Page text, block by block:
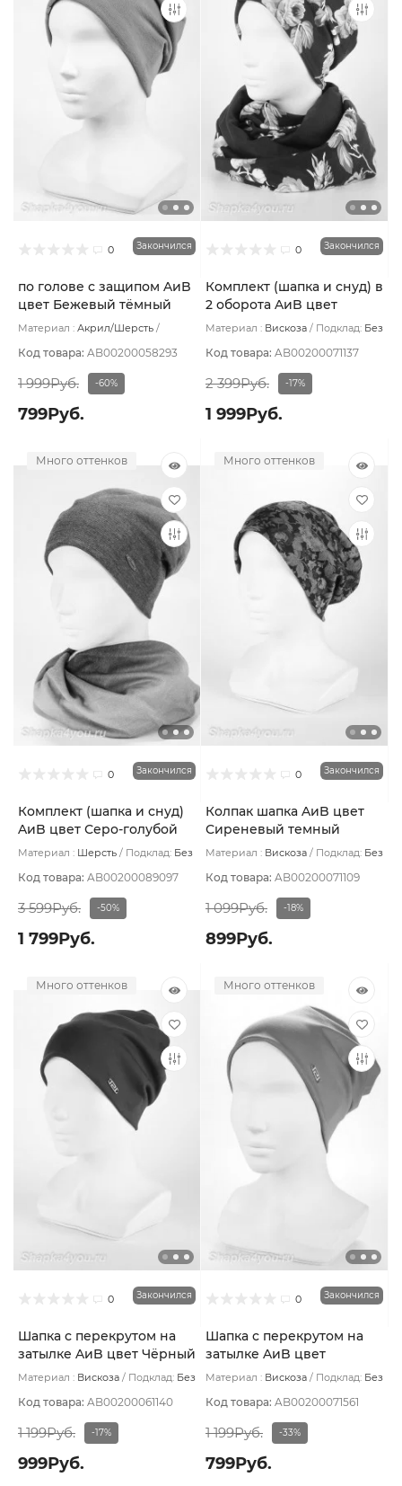
0 Закончился
по голове с защипом AиB
цвет Бежевый тёмный
Материал : Акрил/Шерсть
Код товара: AB00200058293
1 999Руб. -60%
799Руб.
0 Закончился
Комплект (шапка и снуд) в
2 оборота AиB цвет
Синий тёмный/розовый
Материал : Вискоза Подклад: Без
Код товара: AB00200071137
2 399Руб. -17%
1 999Руб.
Много оттенков
0 Закончился
Комплект (шапка и снуд)
AиB цвет Серо-голубой
Материал : Шерсть Подклад: Без
Код товара: AB00200089097
3 599Руб. -50%
1 799Руб.
Много оттенков
0 Закончился
Колпак шапка AиB цвет
Сиреневый темный
Материал : Вискоза Подклад: Без
Код товара: AB00200071109
1 099Руб. -18%
899Руб.
Много оттенков
0 Закончился
Шапка с перекрутом на
затылке AиB цвет Чёрный
Материал : Вискоза Подклад: Без
Код товара: AB00200061140
1 199Руб. -17%
999Руб.
Много оттенков
0 Закончился
Шапка с перекрутом на
затылке AиB цвет
Оранжевый
Материал : Вискоза Подклад: Без
Код товара: AB00200071561
1 199Руб. -33%
799Руб.